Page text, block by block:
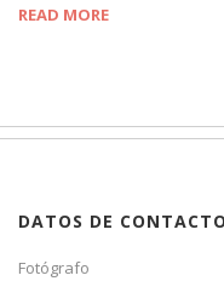
READ MORE
DATOS DE CONTACTO
Fotógrafo